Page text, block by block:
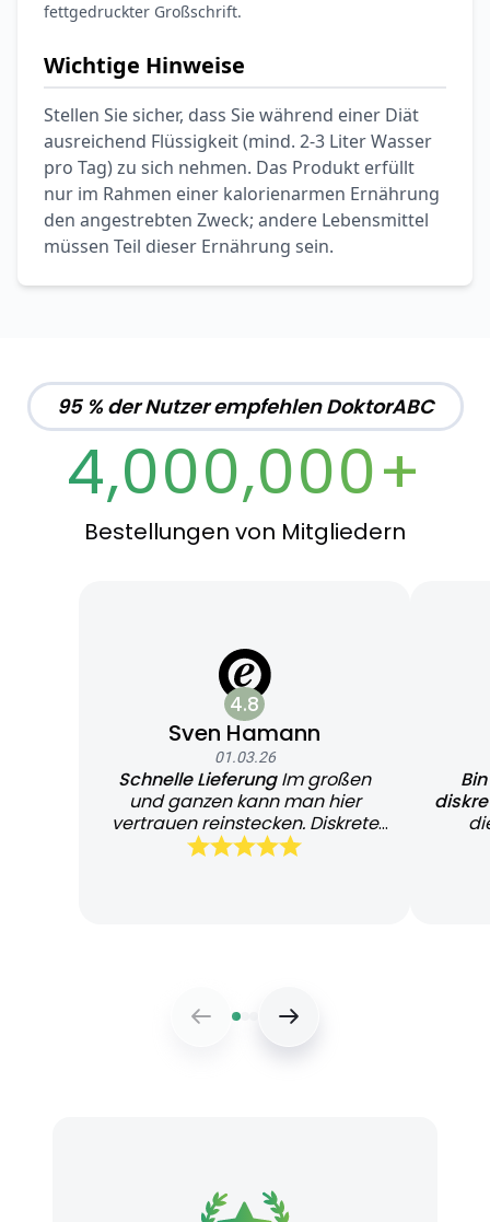
fettgedruckter Großschrift.
Wichtige Hinweise
Stellen Sie sicher, dass Sie während einer Diät
ausreichend Flüssigkeit (mind. 2-3 Liter Wasser
pro Tag) zu sich nehmen. Das Produkt erfüllt
nur im Rahmen einer kalorienarmen Ernährung
den angestrebten Zweck; andere Lebensmittel
müssen Teil dieser Ernährung sein.
95 % der Nutzer empfehlen DoktorABC
4,000,000+
Bestellungen von Mitgliedern
4.8
Sven Hamann
01.03.26
Schnelle LieferungIm großen
und ganzen kann man hier
vertrauen reinstecken. Diskrete
und schnelle Lieferung